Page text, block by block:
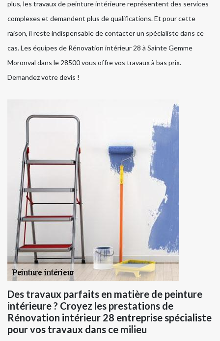
plus, les travaux de peinture intérieure représentent des services
complexes et demandent plus de qualifications. Et pour cette
raison, il reste indispensable de contacter un spécialiste dans ce
cas. Les équipes de Rénovation intérieur 28 à Sainte Gemme
Moronval dans le 28500 vous offre vos travaux à bas prix.
Demandez votre devis !
Des travaux parfaits en matière de peinture
intérieure ? Croyez les prestations de
Rénovation intérieur 28 entreprise spécialiste
pour vos travaux dans ce milieu